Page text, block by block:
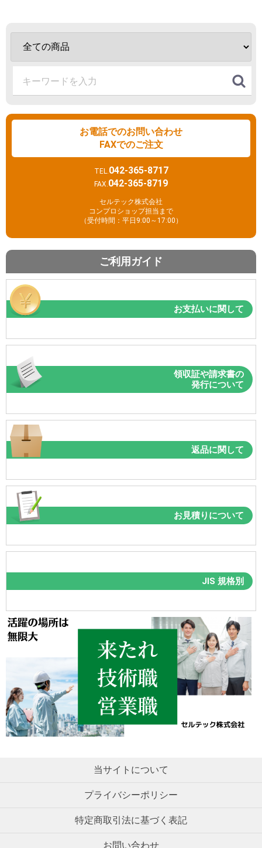
お電話でのお問い合わせ
FAXでのご注文
TEL.042-365-8717
FAX.042-365-8719
セルテック株式会社
コンプロショップ担当まで
（受付時間：平日9:00～17:00）
ご利用ガイド
お支払いに関して
領収証や請求書の
発行について
返品に関して
お見積りについて
JIS 規格別
当サイトについて
プライバシーポリシー
特定商取引法に基づく表記
お問い合わせ